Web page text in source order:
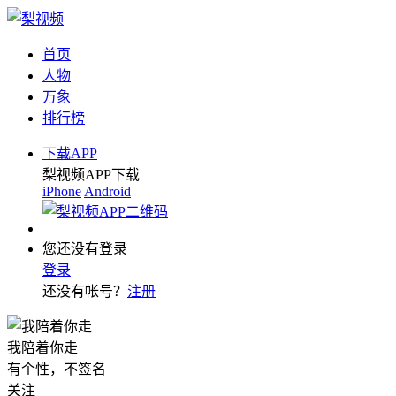
首页
人物
万象
排行榜
下载APP
梨视频APP下载
iPhone Android
您还没有登录
登录
还没有帐号？ 注册
我陪着你走
有个性，不签名
关注